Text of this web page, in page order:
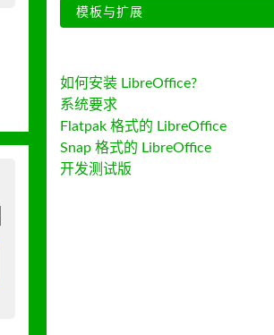
模板与扩展
如何安装 LibreOffice?
系统要求
Flatpak 格式的 LibreOffice
Snap 格式的 LibreOffice
开发测试版